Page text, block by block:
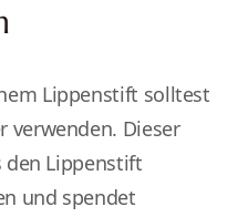
Lippenstift solltest
verwenden. Dieser
den Lippenstift
und spendet